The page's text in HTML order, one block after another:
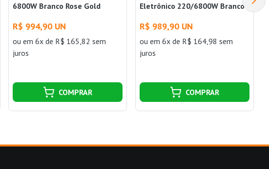
6800W Branco Rose Gold
R$ 994,90 UN
ouem 6x de R$ 165,82 sem
juros
COMPRAR
Eletrônico 220/6800W Branco
R$ 989,90 UN
ou em 6x de R$ 164,98 sem
juros
COMPRAR